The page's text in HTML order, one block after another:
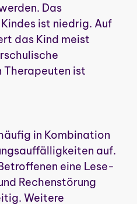
Das
ist niedrig. Auf
das Kind meist
Therapeuten ist
in Kombination
auf.
eine Lese-
Rechenstörung
Weitere